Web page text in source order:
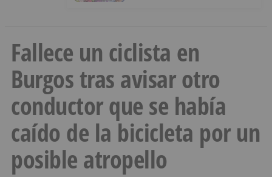
Fallece un ciclista en
Burgos tras avisar otro
conductor que se había
caído de la bicicleta por un
posible atropello